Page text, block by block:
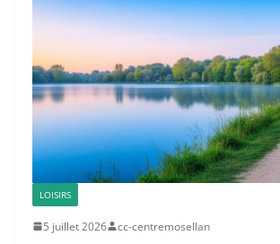
LOISIRS
5 juillet 2026 cc-centremosellan